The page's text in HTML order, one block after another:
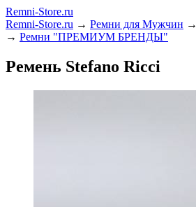
Remni-Store.ru
Remni-Store.ru → Ремни для Мужчин →
→ Ремни "ПРЕМИУМ БРЕНДЫ"
Ремень Stefano Ricci